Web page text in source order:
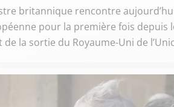
britannique rencontre
pour la première fois depuis
la sortie du Royaume-Uni de